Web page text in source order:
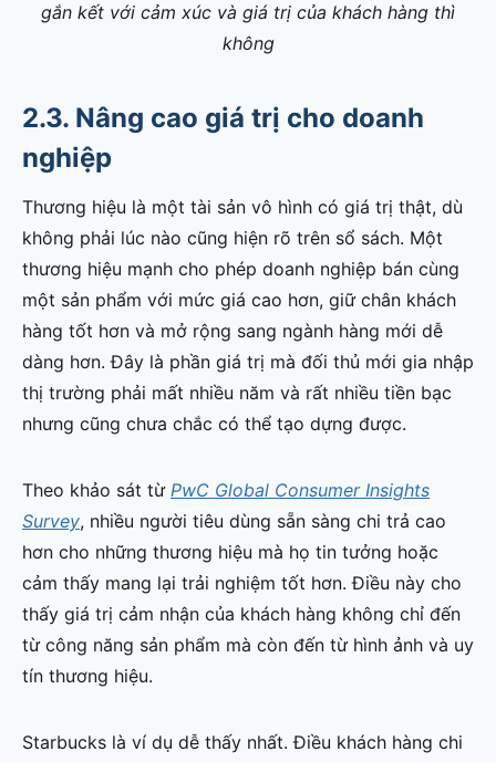
gắn kết với cảm xúc và giá trị của khách hàng thì
không
2.3. Nâng cao giá trị cho doanh
nghiệp
Thương hiệu là một tài sản vô hình có giá trị thật, dù
không phải lúc nào cũng hiện rõ trên sổ sách. Một
thương hiệu mạnh cho phép doanh nghiệp bán cùng
một sản phẩm với mức giá cao hơn, giữ chân khách
hàng tốt hơn và mở rộng sang ngành hàng mới dễ
dàng hơn. Đây là phần giá trị mà đối thủ mới gia nhập
thị trường phải mất nhiều năm và rất nhiều tiền bạc
nhưng cũng chưa chắc có thể tạo dựng được.
Theo khảo sát từ PwC Global Consumer Insights
Survey, nhiều người tiêu dùng sẵn sàng chi trả cao
hơn cho những thương hiệu mà họ tin tưởng hoặc
cảm thấy mang lại trải nghiệm tốt hơn. Điều này cho
thấy giá trị cảm nhận của khách hàng không chỉ đến
từ công năng sản phẩm mà còn đến từ hình ảnh và uy
tín thương hiệu.
Starbucks là ví dụ dễ thấy nhất. Điều khách hàng chi